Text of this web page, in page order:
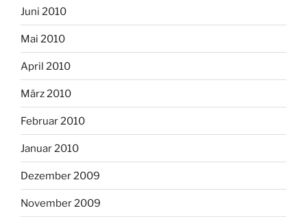
Juni 2010
Mai 2010
April 2010
März 2010
Februar 2010
Januar 2010
Dezember 2009
November 2009